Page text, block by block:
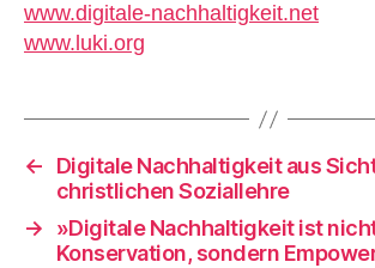
www.digitale-nachhaltigkeit.net
www.luki.org
←
Digitale Nachhaltigkeit aus
christlichen Soziallehre
→
»Digitale Nachhaltigkeit ist
Konservation, sondern